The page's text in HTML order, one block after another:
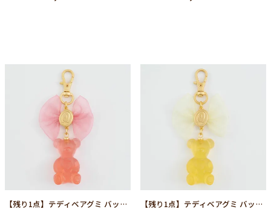
【残り1点】テディベアグミ バッグチャーム(ストロベリー)
【残り1点】テディベアグミ バッグチャーム(レモン)